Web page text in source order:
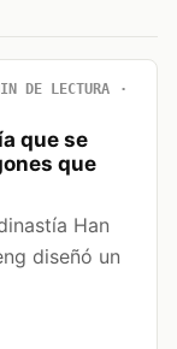
DE LECTURA
que se
que
Han
diseñó un